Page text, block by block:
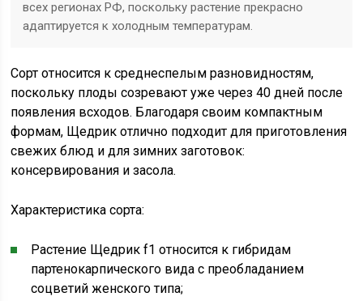
всех регионах РФ, поскольку растение прекрасно
адаптируется к холодным температурам.
Сорт относится к среднеспелым разновидностям,
поскольку плоды созревают уже через 40 дней после
появления всходов. Благодаря своим компактным
формам, Щедрик отлично подходит для приготовления
свежих блюд и для зимних заготовок:
консервирования и засола.
Характеристика сорта:
Растение Щедрик f1 относится к гибридам
партенокарпического вида с преобладанием
соцветий женского типа;